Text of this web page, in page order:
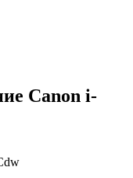
Canon i-